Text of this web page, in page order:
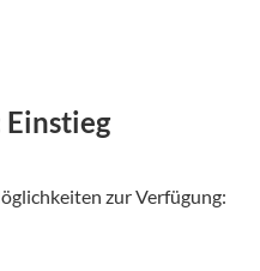
zur Verfügung: